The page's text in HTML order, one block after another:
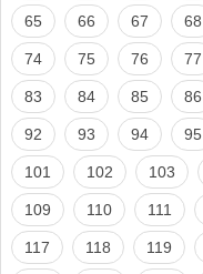
65 66 67 68
74 75 76 77
83 84 85 86
92 93 94 95
101 102 103
109 110 111
117 118 119